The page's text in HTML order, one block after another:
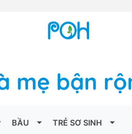
BẦU TRẺ SƠ SINH